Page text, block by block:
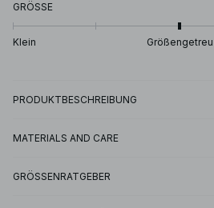
GRÖSSE
Klein Größengetreu
PRODUKTBESCHREIBUNG
MATERIALS AND CARE
GRÖSSENRATGEBER